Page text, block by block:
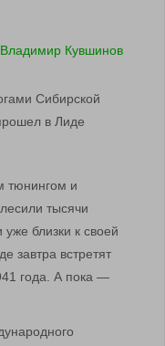
Владимир Кувшинов
Сибирской
в Лиде
тюнингом и
тысячи
близки к своей
завтра встретят
года. А пока —